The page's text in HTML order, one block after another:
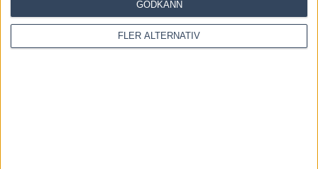
FLER ALTERNATIV
GODKÄNN
6 augusti, 2026